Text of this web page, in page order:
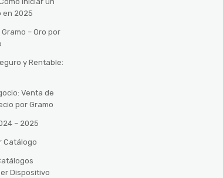
en 2025
– Oro por
y Rentable:
Venta de
por Gramo
– 2025
Catálogo
Dispositivo